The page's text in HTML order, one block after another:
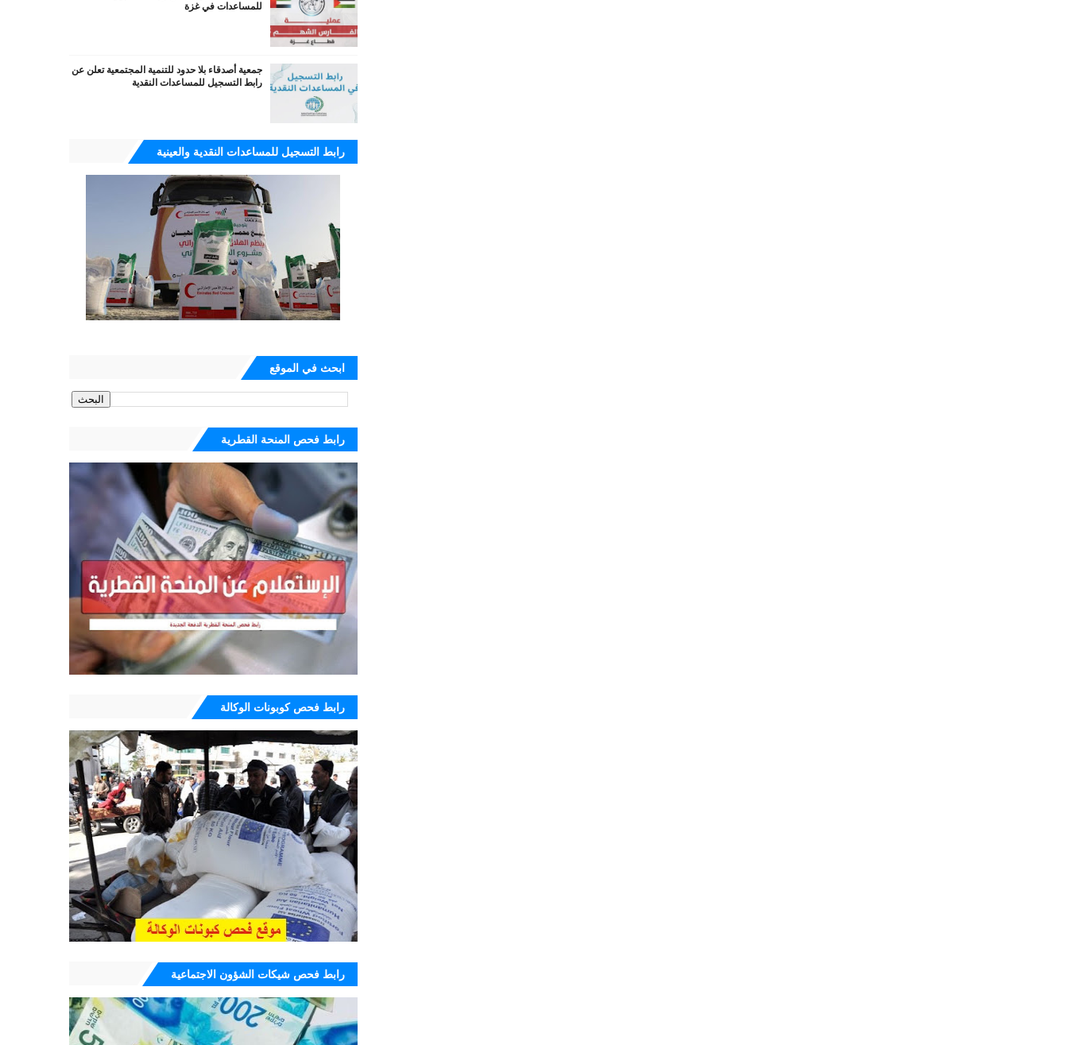
للمساعدات في غزة
جمعية أصدقاء بلا حدود للتنمية المجتمعية تعلن عن
رابط التسجيل للمساعدات النقدية
رابط التسجيل للمساعدات النقدية والعينية
ابحث في الموقع
رابط فحص المنحة القطرية
رابط فحص كوبونات الوكالة
رابط فحص شيكات الشؤون الاجتماعية